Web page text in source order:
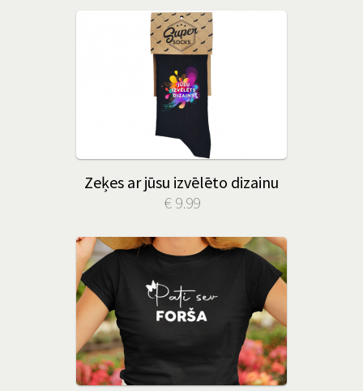
Zeķes ar jūsu izvēlēto dizainu
€ 9.99